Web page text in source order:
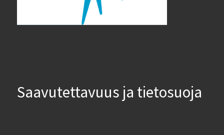
Saavutettavuus ja tietosuoja